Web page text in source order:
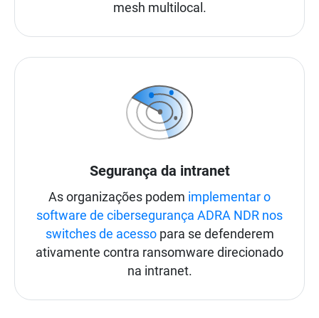
mesh multilocal.
Segurança da intranet
As organizações podem implementar o
software de cibersegurança ADRA NDR nos
switches de acessopara se defenderem
ativamente contra ransomware direcionado
na intranet.